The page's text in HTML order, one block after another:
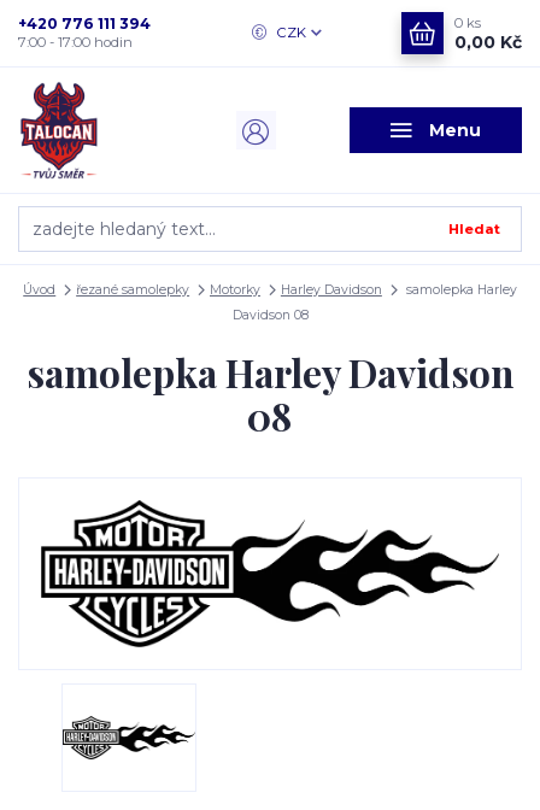
Menu
CZK
Hledat
+420 776 111 394
7:00 - 17:00 hodin
0 ks
0,00 Kč
Úvod řezané samolepky Motorky Harley Davidson
samolepka Harley
Davidson 08
samolepka Harley Davidson
08